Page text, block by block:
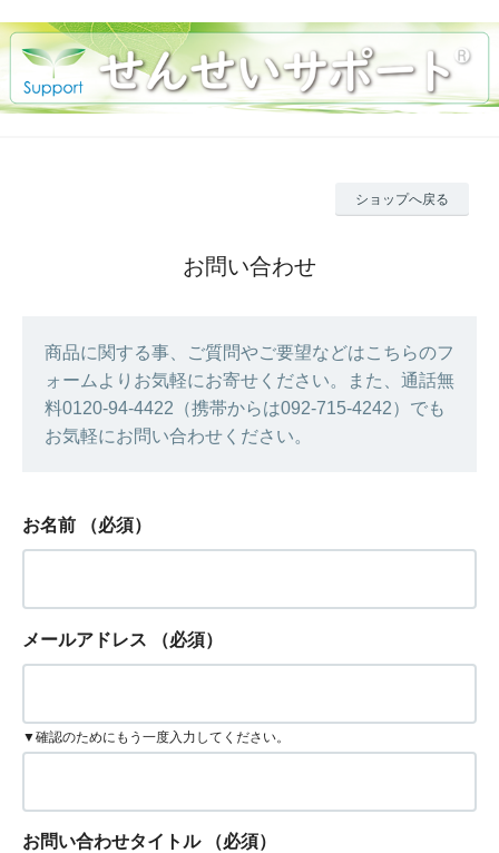
ショップへ戻る
お問い合わせ
商品に関する事、ご質問やご要望などはこちらのフ
ォームよりお気軽にお寄せください。また、通話無
料0120-94-4422（携帯からは092-715-4242）でも
お気軽にお問い合わせください。
お名前 （必須）
メールアドレス （必須）
▼確認のためにもう一度入力してください。
お問い合わせタイトル （必須）